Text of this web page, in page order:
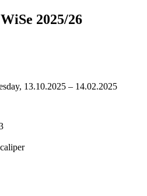
2025/26
13.10.2025 – 14.02.2025